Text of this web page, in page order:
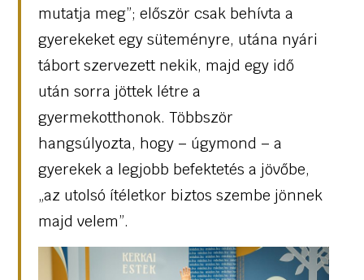
mutatja meg”; először csak behívta a
gyerekeket egy süteményre, utána nyári
tábort szervezett nekik, majd egy idő
után sorra jöttek létre a
gyermekotthonok. Többször
hangsúlyozta, hogy – úgymond – a
gyerekek a legjobb befektetés a jövőbe,
„az utolsó ítéletkor biztos szembe jönnek
majd velem”.